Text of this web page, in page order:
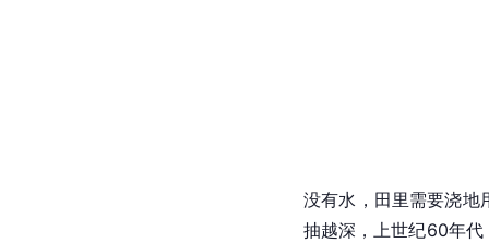
没有水，田里需要浇地
抽越深，上世纪60年